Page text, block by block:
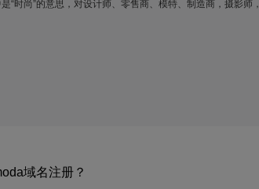
时尚”的意思，对设计师、零售商、模特、制造商，摄影师，
域名注册？